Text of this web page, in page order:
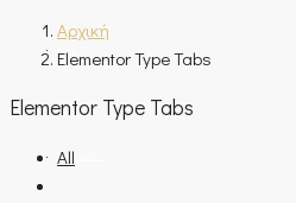
ΤΎΠΟΣ ΑΚΙΝΉΤΟΥ
Αρχική
Elementor Type Tabs
Elementor Type Tabs
All